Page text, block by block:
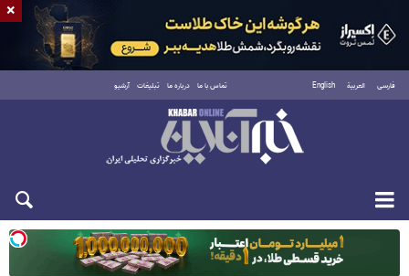
فارسی العربية English تماس با ما درباره ما تبلیغات آرشیو
یکشنبه ۱۸ مرداد ۱۴۰۵
×